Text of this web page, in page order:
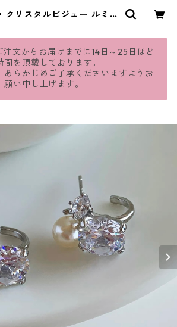
クリスタルビジュー ルミエ
注文からお届けまでに14日～25日ほど
間を頂戴しております。
あらかじめご了承くださいますようお
願い申し上げます。